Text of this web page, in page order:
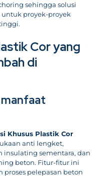
sehingga solusi
proyek-proyek
Cor yang
di
Khusus Plastik Cor
anti lengket,
insulating sementara, dan
beton. Fitur-fitur ini
pelepasan beton